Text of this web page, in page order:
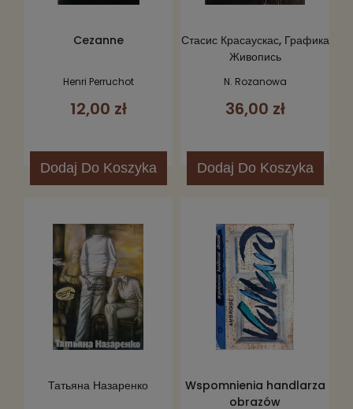
Cezanne
Henri Perruchot
12,00 zł
Dodaj Do Koszyka
Стасис Красаускас, Графика
Живопись
N. Rozanowa
36,00 zł
Dodaj Do Koszyka
Татьяна Назаренко
Wspomnienia handlarza
obrazów